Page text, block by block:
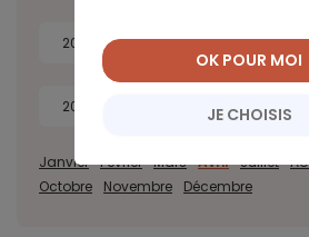
2026 2025 2024
2022 2020
Janvier Février Mars Avril Juillet
Octobre
Novembre Décembre
JE CHOISIS
OK POUR MOI